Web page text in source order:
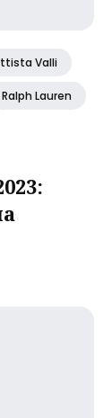
Valli
Ralph Lauren